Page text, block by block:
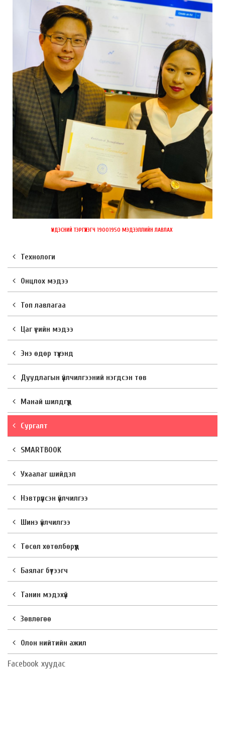
ҮНДЭСНИЙ ТЭРГҮҮЛЭГЧ 19001950 МЭДЭЭЛЛИЙН ЛАВЛАХ
Технологи
Онцлох мэдээ
Топ лавлагаа
Цаг үеийн мэдээ
Энэ өдөр түүхэнд
Дуудлагын үйлчилгээний нэгдсэн төв
Манай шилдгүүд
Сургалт
SMARTBOOK
Ухаалаг шийдэл
Нэвтрүүлсэн үйлчилгээ
Шинэ үйлчилгээ
Төсөл хөтөлбөрүүд
Баялаг бүтээгч
Танин мэдэхүй
Зөвлөгөө
Олон нийтийн ажил
Facebook хуудас